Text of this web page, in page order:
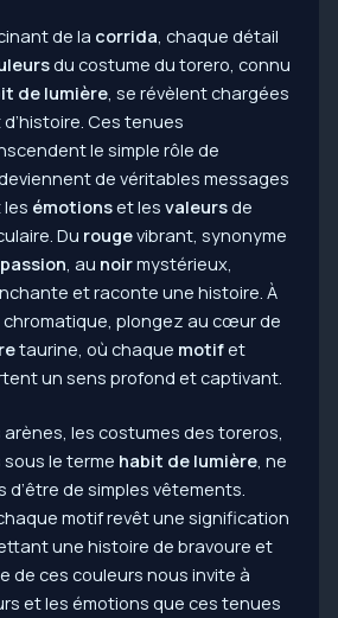
de la corrida, chaque détail
du costume du torero, connu
de lumière, se révèlent chargées
Ces tenues
le simple rôle de
de véritables messages
émotionset les valeursde
Du rougevibrant, synonyme
passion, au noirmystérieux,
et raconte une histoire. À
plongez au cœur de
taurine, où chaque motifet
un sens profond et captivant.
arènes, les costumes des toreros,
le terme habit de lumière, ne
de simples vêtements.
motif revêt une signification
une histoire de bravoure et
de ces couleurs nous invite à
et les émotions que ces tenues